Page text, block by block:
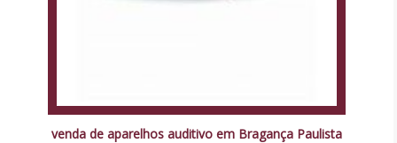
venda de aparelhos auditivo em Bragança Paulista